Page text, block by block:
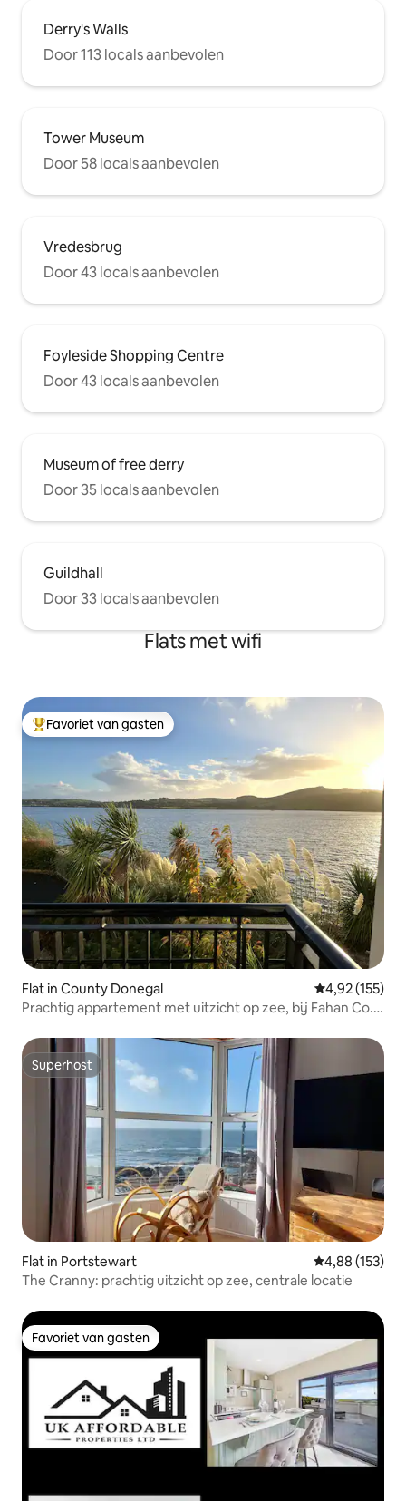
Derry's Walls
Door 113 locals aanbevolen
Tower Museum
Door 58 locals aanbevolen
Vredesbrug
Door 43 locals aanbevolen
Foyleside Shopping Centre
Door 43 locals aanbevolen
Museum of free derry
Door 35 locals aanbevolen
Guildhall
Door 33 locals aanbevolen
Flats met wifi
Topfavoriet van gasten
Favoriet van gasten
Flat in County Donegal Gemiddelde
4,92 (155)
Prachtig appartement met uitzicht op zee, bij Fahan Co.
Superhost
Superhost
Flat in Portstewart Gemiddelde
4,88 (153)
The Cranny: prachtig uitzicht op zee, centrale locatie
Favoriet van gasten
Favoriet van gasten